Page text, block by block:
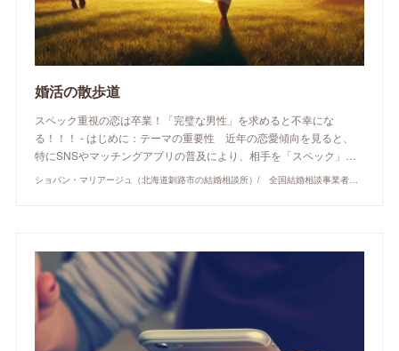
婚活の散歩道
スペック重視の恋は卒業！「完璧な男性」を求めると不幸にな
る！！！ - はじめに：テーマの重要性 近年の恋愛傾向を見ると、
特にSNSやマッチングアプリの普及により、相手を「スペック」…
ショパン・マリアージュ（北海道釧路市の結婚相談所）/ 全国結婚相談事業者連盟正規加盟店 / cherry-piano.com